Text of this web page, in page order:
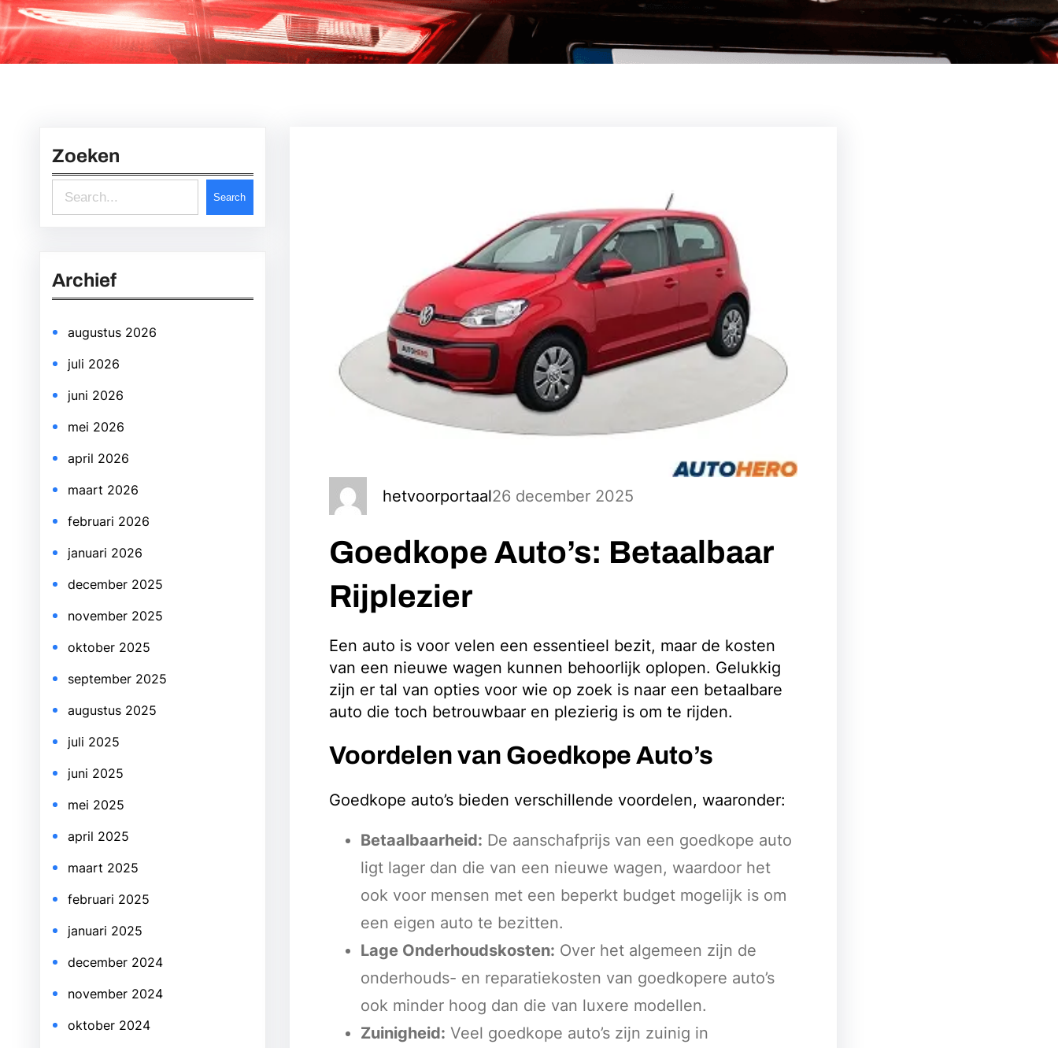
Zoeken
e
r
c
h
Search
Archief
augustus 2026
juli 2026
juni 2026
mei 2026
april 2026
maart 2026
februari 2026
januari 2026
december 2025
november 2025
oktober 2025
september 2025
augustus 2025
juli 2025
juni 2025
mei 2025
april 2025
maart 2025
februari 2025
januari 2025
december 2024
november 2024
oktober 2024
hetvoorportaal26 december 2025
Goedkope Auto’s: Betaalbaar
Rijplezier
Een auto is voor velen een essentieel bezit, maar de kosten
van een nieuwe wagen kunnen behoorlijk oplopen. Gelukkig
zijn er tal van opties voor wie op zoek is naar een betaalbare
auto die toch betrouwbaar en plezierig is om te rijden.
Voordelen van Goedkope Auto’s
Goedkope auto’s bieden verschillende voordelen, waaronder:
Betaalbaarheid: De aanschafprijs van een goedkope auto
ligt lager dan die van een nieuwe wagen, waardoor het
ook voor mensen met een beperkt budget mogelijk is om
een eigen auto te bezitten.
Lage Onderhoudskosten: Over het algemeen zijn de
onderhouds- en reparatiekosten van goedkopere auto’s
ook minder hoog dan die van luxere modellen.
Zuinigheid: Veel goedkope auto’s zijn zuinig in